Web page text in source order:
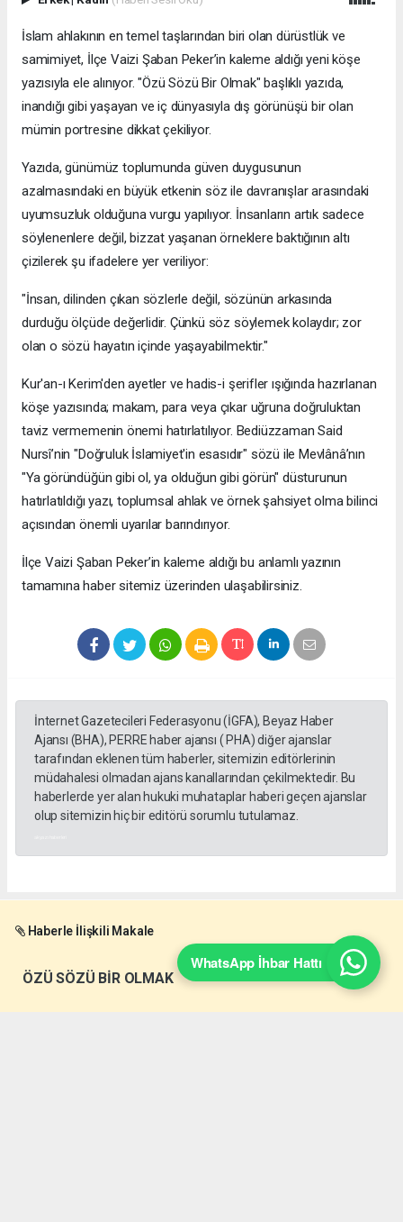
İslam ahlakının en temel taşlarından biri olan dürüstlük ve
samimiyet, İlçe Vaizi Şaban Peker’in kaleme aldığı yeni köşe
yazısıyla ele alınıyor. "Özü Sözü Bir Olmak" başlıklı yazıda,
inandığı gibi yaşayan ve iç dünyasıyla dış görünüşü bir olan
mümin portresine dikkat çekiliyor.
​Yazıda, günümüz toplumunda güven duygusunun
azalmasındaki en büyük etkenin söz ile davranışlar arasındaki
uyumsuzluk olduğuna vurgu yapılıyor. İnsanların artık sadece
söylenenlere değil, bizzat yaşanan örneklere baktığının altı
çizilerek şu ifadelere yer veriliyor:
​"İnsan, dilinden çıkan sözlerle değil, sözünün arkasında
durduğu ölçüde değerlidir. Çünkü söz söylemek kolaydır; zor
olan o sözü hayatın içinde yaşayabilmektir."
​Kur'an-ı Kerim'den ayetler ve hadis-i şerifler ışığında hazırlanan
köşe yazısında; makam, para veya çıkar uğruna doğruluktan
taviz vermemenin önemi hatırlatılıyor. Bediüzzaman Said
Nursî’nin "Doğruluk İslamiyet'in esasıdır" sözü ile Mevlânâ’nın
"Ya göründüğün gibi ol, ya olduğun gibi görün" düsturunun
hatırlatıldığı yazı, toplumsal ahlak ve örnek şahsiyet olma bilinci
açısından önemli uyarılar barındırıyor.
​İlçe Vaizi Şaban Peker’in kaleme aldığı bu anlamlı yazının
tamamına haber sitemiz üzerinden ulaşabilirsiniz.
İnternet Gazetecileri Federasyonu (İGFA), Beyaz Haber
Ajansı (BHA), PERRE haber ajansı ( PHA) diğer ajanslar
tarafından eklenen tüm haberler, sitemizin editörlerinin
müdahalesi olmadan ajans kanallarından çekilmektedir. Bu
haberlerde yer alan hukuki muhataplar haberi geçen ajanslar
olup sitemizin hiç bir editörü sorumlu tutulamaz.
Haberle İlişkili Makale
ÖZÜ SÖZÜ BİR OLMAK
WhatsApp İhbar Hattı